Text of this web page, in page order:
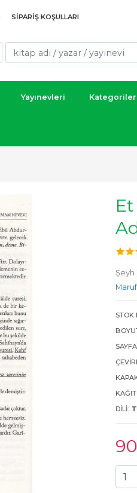
SIPARIŞ KOŞULLARI
Yayınevleri Kategoriler
STOK
DILI:
90